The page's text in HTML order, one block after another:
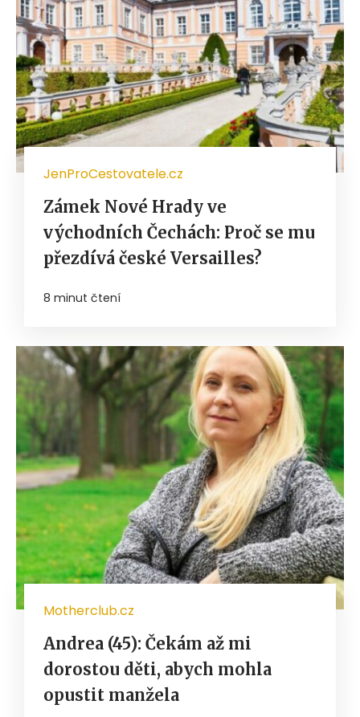
JenProCestovatele.cz
Zámek Nové Hrady ve
východních Čechách: Proč se mu
přezdívá české Versailles?
8 minut čtení
Motherclub.cz
Andrea (45): Čekám až mi
dorostou děti, abych mohla
opustit manžela